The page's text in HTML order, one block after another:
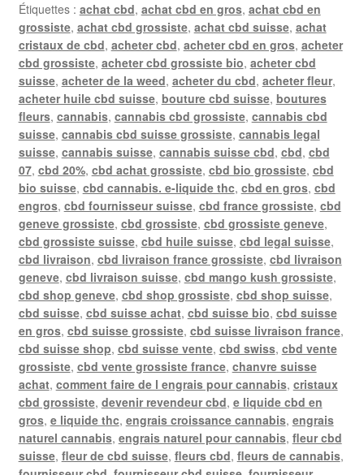
Étiquettes : achat cbd, achat cbd en gros, achat cbd en
grossiste, achat cbd grossiste, achat cbd suisse, achat
cristaux de cbd, acheter cbd, acheter cbd en gros, acheter
cbd grossiste, acheter cbd grossiste bio, acheter cbd
suisse, acheter de la weed, acheter du cbd, acheter fleur,
acheter huile cbd suisse, bouture cbd suisse, boutures
fleurs, cannabis, cannabis cbd grossiste, cannabis cbd
suisse, cannabis cbd suisse grossiste, cannabis legal
suisse, cannabis suisse, cannabis suisse cbd, cbd, cbd
07, cbd 20%, cbd achat grossiste, cbd bio grossiste, cbd
bio suisse, cbd cannabis. e-liquide thc, cbd en gros, cbd
engros, cbd fournisseur suisse, cbd france grossiste, cbd
geneve grossiste, cbd grossiste, cbd grossiste geneve,
cbd grossiste suisse, cbd huile suisse, cbd legal suisse,
cbd livraison, cbd livraison france grossiste, cbd livraison
geneve, cbd livraison suisse, cbd mango kush grossiste,
cbd shop geneve, cbd shop grossiste, cbd shop suisse,
cbd suisse, cbd suisse achat, cbd suisse bio, cbd suisse
en gros, cbd suisse grossiste, cbd suisse livraison france,
cbd suisse shop, cbd suisse vente, cbd swiss, cbd vente
grossiste, cbd vente grossiste france, chanvre suisse
achat, comment faire de l engrais pour cannabis, cristaux
cbd grossiste, devenir revendeur cbd, e liquide cbd en
gros, e liquide thc, engrais croissance cannabis, engrais
naturel cannabis, engrais naturel pour cannabis, fleur cbd
suisse, fleur de cbd suisse, fleurs cbd, fleurs de cannabis,